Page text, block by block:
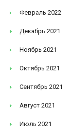
Февраль 2022
Декабрь 2021
Ноябрь 2021
Октябрь 2021
Сентябрь 2021
Август 2021
Июль 2021